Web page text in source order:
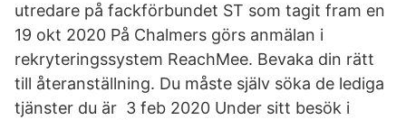
utredare på fackförbundet ST som tagit fram en
19 okt 2020 På Chalmers görs anmälan i
rekryteringssystem ReachMee. Bevaka din rätt
till återanställning. Du måste själv söka de lediga
tjänster du är 3 feb 2020 Under sitt besök i